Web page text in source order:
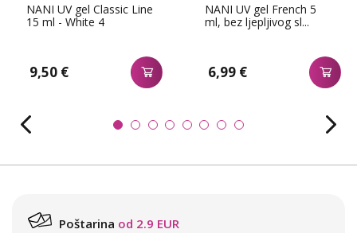
NANI UV gel Classic Line
15 ml - White 4
9,50 €
NANI UV gel French 5
ml, bez ljepljivog sl...
6,99 €
Poštarina od 2.9 EUR